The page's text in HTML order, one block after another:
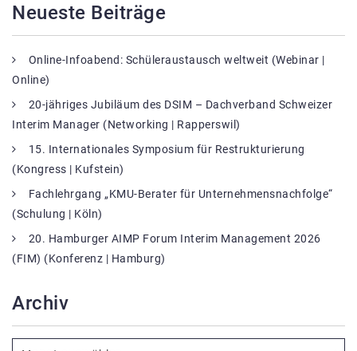
Neueste Beiträge
Online-Infoabend: Schüleraustausch weltweit (Webinar |
Online)
20-jähriges Jubiläum des DSIM – Dachverband Schweizer
Interim Manager (Networking | Rapperswil)
15. Internationales Symposium für Restrukturierung
(Kongress | Kufstein)
Fachlehrgang „KMU-Berater für Unternehmensnachfolge“
(Schulung | Köln)
20. Hamburger AIMP Forum Interim Management 2026
(FIM) (Konferenz | Hamburg)
Archiv